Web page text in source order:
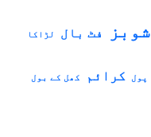
شوبز فٹ بال لڑاکا
پول کرائم کھل کے بول